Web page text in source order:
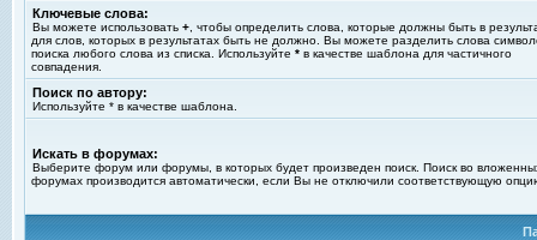
Ключевые слова:
Вы можете использовать + , чтобы определить слова, которые должны быть в
для слов, которых в результатах быть не должно. Вы можете разделить слова
поиска любого слова из списка. Используйте * в качестве шаблона для частичного
совпадения.
Поиск по автору:
Используйте * в качестве шаблона.
Искать в форумах:
Выберите форум или форумы, в которых будет произведен поиск. Поиск во
форумах производится автоматически, если Вы не отключили соответствующую